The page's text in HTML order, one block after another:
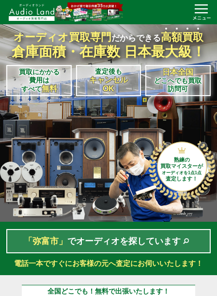
オーディオ買取専門だからできる高額買取
倉庫面積・在庫数 日本最大級！
買取にかかる
費用は
すべて無料
査定後も
キャンセル
OK
日本全国
どこへでも買取
訪問可
熟練の
買取マイスターが
オーディオを1点1点
査定します！
「弥富市」 でオーディオを探しています
電話一本ですぐにお客様の元へ査定にお伺いいたします！
全国どこでも！無料で出張いたします！